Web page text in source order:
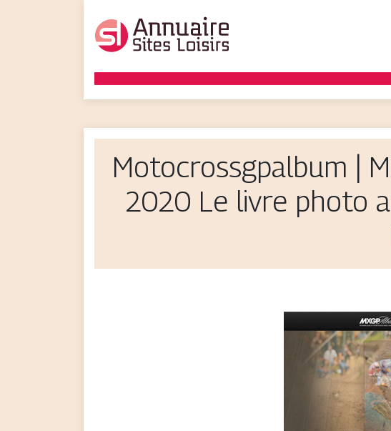
Mo­tocrossgpal­bum |
2020 Le livre photo